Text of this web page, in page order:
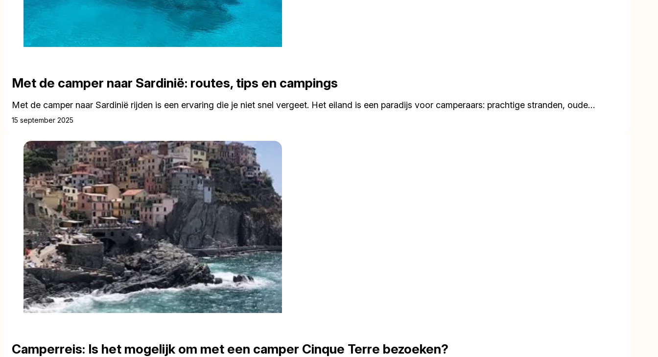
Met de camper naar Sardinië: routes, tips en campings
Met de camper naar Sardinië rijden is een ervaring die je niet snel vergeet. Het eiland is een paradijs voor camperaars: prachtige stranden, oude…
15 september 2025
Camperreis: Is het mogelijk om met een camper Cinque Terre bezoeken?